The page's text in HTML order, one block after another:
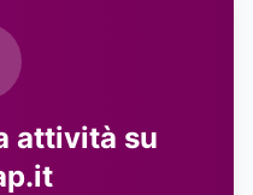
attività su